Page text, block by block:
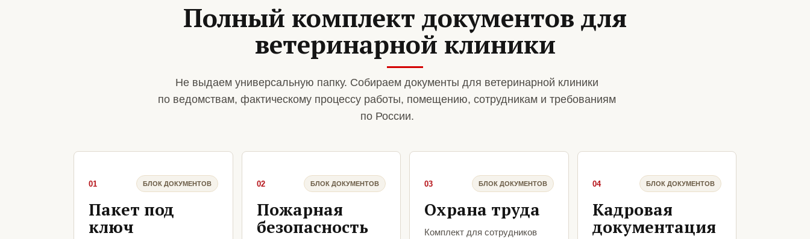
Полный комплект документов для
ветеринарной клиники
Не выдаем универсальную папку. Собираем документы для ветеринарной клиники
по ведомствам, фактическому процессу работы, помещению, сотрудникам и требованиям
по России.
01 БЛОК ДОКУМЕНТОВ
Пакет под
ключ
02 БЛОК ДОКУМЕНТОВ
Пожарная
безопасность
03 БЛОК ДОКУМЕНТОВ
Охрана труда
Комплект для сотрудников
04 БЛОК ДОКУМЕНТОВ
Кадровая
документация